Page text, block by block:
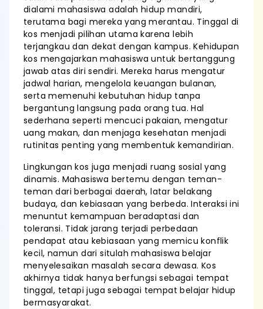
dialami mahasiswa adalah hidup mandiri,
terutama bagi mereka yang merantau. Tinggal di
kos menjadi pilihan utama karena lebih
terjangkau dan dekat dengan kampus. Kehidupan
kos mengajarkan mahasiswa untuk bertanggung
jawab atas diri sendiri. Mereka harus mengatur
jadwal harian, mengelola keuangan bulanan,
serta memenuhi kebutuhan hidup tanpa
bergantung langsung pada orang tua. Hal
sederhana seperti mencuci pakaian, mengatur
uang makan, dan menjaga kesehatan menjadi
rutinitas penting yang membentuk kemandirian.
Lingkungan kos juga menjadi ruang sosial yang
dinamis. Mahasiswa bertemu dengan teman-
teman dari berbagai daerah, latar belakang
budaya, dan kebiasaan yang berbeda. Interaksi ini
menuntut kemampuan beradaptasi dan
toleransi. Tidak jarang terjadi perbedaan
pendapat atau kebiasaan yang memicu konflik
kecil, namun dari situlah mahasiswa belajar
menyelesaikan masalah secara dewasa. Kos
akhirnya tidak hanya berfungsi sebagai tempat
tinggal, tetapi juga sebagai tempat belajar hidup
bermasyarakat.